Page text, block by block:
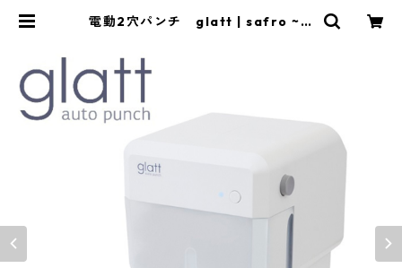
電動2穴パンチ glatt | safro ~ F